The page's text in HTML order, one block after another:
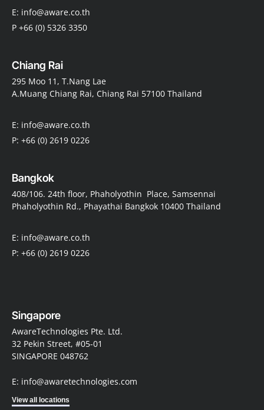
E: info@aware.co.th
P +66 (0) 5326 3350
Chiang Rai
295 Moo 11, T.Nang Lae
A.Muang Chiang Rai, Chiang Rai 57100 Thailand
E: info@aware.co.th
P: +66 (0) 2619 0226
Bangkok
408/106. 24th floor, Phaholyothin Place, Samsennai
Phaholyothin Rd., Phayathai Bangkok 10400 Thailand
E: info@aware.co.th
P: +66 (0) 2619 0226
Singapore
AwareTechnologies Pte. Ltd.
32 Pekin Street, #05-01
SINGAPORE 048762
E: info@awaretechnologies.com
View all locations